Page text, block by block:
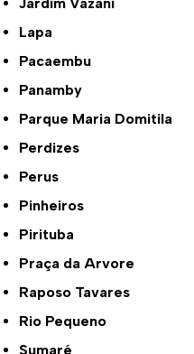
Lapa
Pacaembu
Panamby
Parque Maria Domitila
Perdizes
Perus
Pinheiros
Pirituba
Praça da Arvore
Raposo Tavares
Rio Pequeno
Sumaré